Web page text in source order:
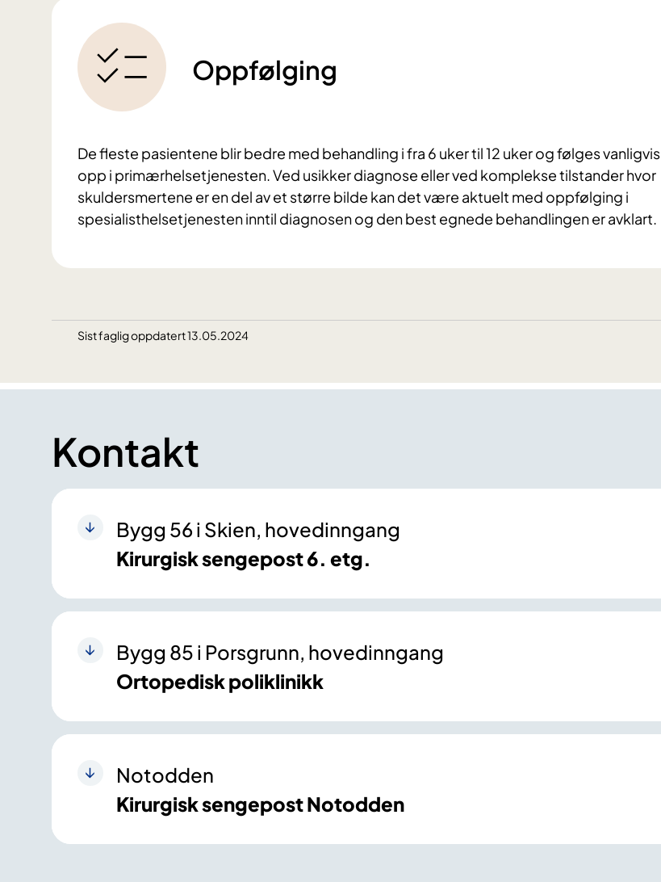
Oppfølging
De fleste pasientene blir bedre med behandling i fra 6 uker til 12 uker og følges vanligvis
opp i primærhelsetjenesten. Ved usikker diagnose eller ved komplekse tilstander hvor
skuldersmertene er en del av et større bilde kan det være aktuelt med oppfølging i
spesialisthelsetjenesten inntil diagnosen og den best egnede behandlingen er avklart.
Sist faglig oppdatert 13.05.2024
Kontakt
Bygg 56 i Skien, hovedinngang
Kirurgisk sengepost 6. etg.
Bygg 85 i Porsgrunn, hovedinngang
Ortopedisk poliklinikk
Notodden
Kirurgisk sengepost Notodden